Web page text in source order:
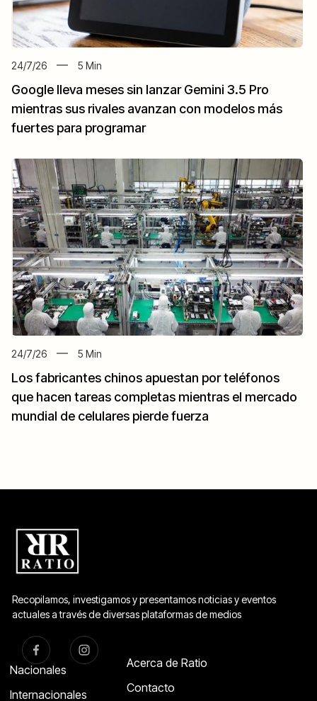
24/7/26 5 Min
Google lleva meses sin lanzar Gemini 3.5 Pro
mientras sus rivales avanzan con modelos más
fuertes para programar
24/7/26 5 Min
Los fabricantes chinos apuestan por teléfonos
que hacen tareas completas mientras el mercado
mundial de celulares pierde fuerza
Recopilamos, investigamos y presentamos noticias y eventos
actuales a través de diversas plataformas de medios
Nacionales
Internacionales
Acerca de Ratio
Contacto